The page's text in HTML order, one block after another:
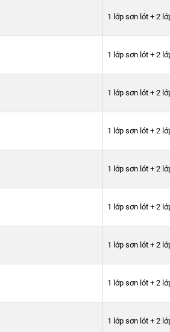
1 lớp sơn lót + 2
1 lớp sơn lót + 2
1 lớp sơn lót + 2
1 lớp sơn lót + 2
1 lớp sơn lót + 2
1 lớp sơn lót + 2
1 lớp sơn lót + 2
1 lớp sơn lót + 2
1 lớp sơn lót + 2